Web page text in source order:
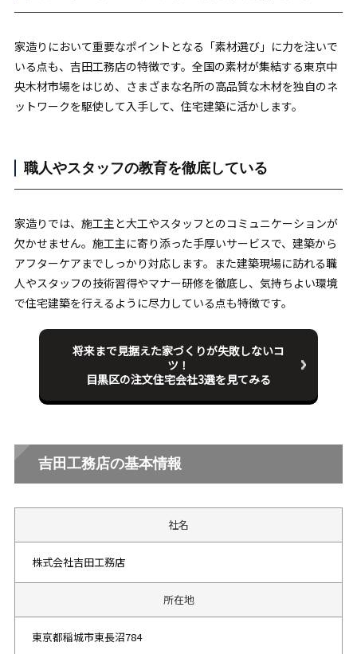
家造りにおいて重要なポイントとなる「素材選び」に力を注いで
いる点も、吉田工務店の特徴です。全国の素材が集結する東京中
央木材市場をはじめ、さまざまな名所の高品質な木材を独自のネ
ットワークを駆使して入手して、住宅建築に活かします。
職人やスタッフの教育を徹底している
家造りでは、施工主と大工やスタッフとのコミュニケーションが
欠かせません。施工主に寄り添った手厚いサービスで、建築から
アフターケアまでしっかり対応します。また建築現場に訪れる職
人やスタッフの技術習得やマナー研修を徹底し、気持ちよい環境
で住宅建築を行えるように尽力している点も特徴です。
将来まで見据えた家づくりが失敗しないコ
ツ！
目黒区の注文住宅会社3選を見てみる
吉田工務店の基本情報
社名
株式会社吉田工務店
所在地
東京都稲城市東長沼784